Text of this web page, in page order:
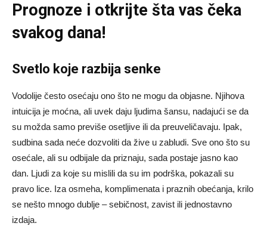
Prognoze i otkrijte šta vas čeka
svakog dana!
Svetlo koje razbija senke
Vodolije često osećaju ono što ne mogu da objasne. Njihova
intuicija je moćna, ali uvek daju ljudima šansu, nadajući se da
su možda samo previše osetljive ili da preuveličavaju. Ipak,
sudbina sada neće dozvoliti da žive u zabludi. Sve ono što su
osećale, ali su odbijale da priznaju, sada postaje jasno kao
dan. Ljudi za koje su mislili da su im podrška, pokazali su
pravo lice. Iza osmeha, komplimenata i praznih obećanja, krilo
se nešto mnogo dublje – sebičnost, zavist ili jednostavno
izdaja.